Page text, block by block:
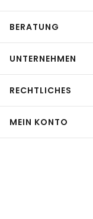
BERATUNG
UNTERNEHMEN
RECHTLICHES
MEIN KONTO